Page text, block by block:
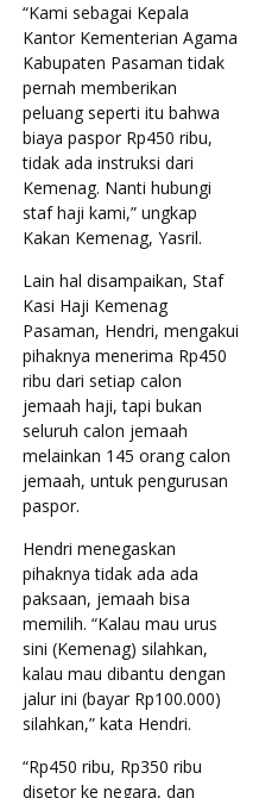
“Kami sebagai Kepala
Kantor Kementerian Agama
Kabupaten Pasaman tidak
pernah memberikan
peluang seperti itu bahwa
biaya paspor Rp450 ribu,
tidak ada instruksi dari
Kemenag. Nanti hubungi
staf haji kami,” ungkap
Kakan Kemenag, Yasril.
Lain hal disampaikan, Staf
Kasi Haji Kemenag
Pasaman, Hendri, mengakui
pihaknya menerima Rp450
ribu dari setiap calon
jemaah haji, tapi bukan
seluruh calon jemaah
melainkan 145 orang calon
jemaah, untuk pengurusan
paspor.
Hendri menegaskan
pihaknya tidak ada ada
paksaan, jemaah bisa
memilih. “Kalau mau urus
sini (Kemenag) silahkan,
kalau mau dibantu dengan
jalur ini (bayar Rp100.000)
silahkan,” kata Hendri.
“Rp450 ribu, Rp350 ribu
disetor ke negara, dan